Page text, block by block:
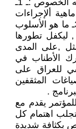
والأمور التي تحتاج ألحل, ومنها على وجه الخصوص :ـ 1ـ
ألتي تتعلق بمعيشة ألناس . 2ـ ماهية ألإجراءات
التي تمْكن ألبلاد من ألنهوض والتطور . 3ـ ما هو الأسلوب
, ليكفل تطورها
,على المدى
الأطناب في
للعراق على
المثقفين
.
يقدم مع
اهتمام كل
بكثافة شديدة